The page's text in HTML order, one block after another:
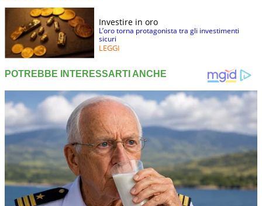
Investire in oro
L’oro torna protagonista tra gli investimenti
sicuri
LEGGI